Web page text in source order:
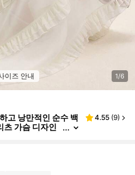
이즈 안내 1/6
고 낭만적인 순수 백
츠 가슴 디자인
4.55 (9)